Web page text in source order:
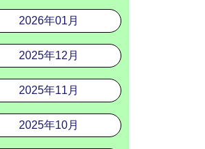
2026年01月
2025年12月
2025年11月
2025年10月